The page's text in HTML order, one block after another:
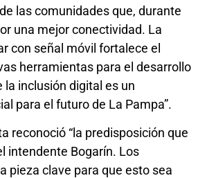
las comunidades que, durante
una mejor conectividad. La
con señal móvil fortalece el
herramientas para el desarrollo
la inclusión digital es un
para el futuro de La Pampa”.
reconoció “la predisposición que
intendente Bogarín. Los
pieza clave para que esto sea